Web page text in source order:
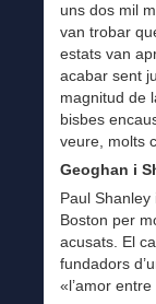
uns dos mil
van trobar
estats van
acabar sent
magnitud de
bisbes
veure, molts
Geoghan i
Paul
Boston per
acusats. El
fundadors
«l’amor